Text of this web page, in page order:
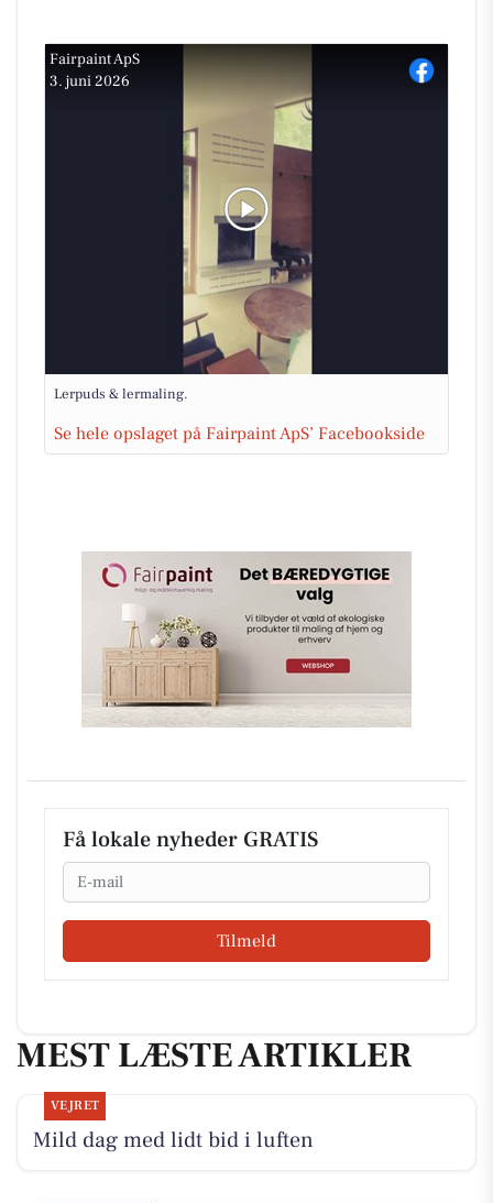
Fairpaint ApS
3. juni 2026
Lerpuds & lermaling.
Se hele opslaget på Fairpaint ApS’ Facebookside
Få lokale nyheder GRATIS
Email
Tilmeld
MEST LÆSTE ARTIKLER
VEJRET
Mild dag med lidt bid i luften